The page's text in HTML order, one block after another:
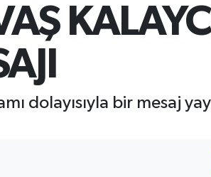
BİST100
13.779
%-14
dolayısıyla bir mesaj